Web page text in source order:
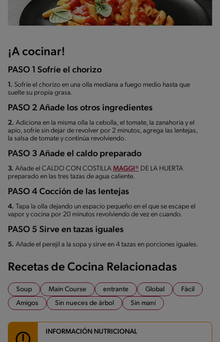
¡A cocinar!
PASO 1 Sofríe el chorizo
1. Sofríe el chorizo en una olla mediana a fuego medio hasta que
suelte su propia grasa.
PASO 2 Añade los otros ingredientes
2. Adiciona en la misma olla la cebolla, el tomate, la zanahoria y el
apio, sofríe sin dejar de revolver por 2 minutos, agrega las lentejas,
la salsa de tomate y continúa revolviendo.
PASO 3 Añade el caldo preparado
3. Añade el CALDO CON COSTILLA MAGGI® DE LA HUERTA
preparado en las tres tazas de agua caliente.
PASO 4 Cocción de las lentejas
4. Tapa la olla dejando un espacio pequeño en el que se escape el
vapor y cocina por 20 minutos revolviendo de vez en cuando.
PASO 5 Sirve en tazas iguales
5. Añade el perejil a la sopa y sirve en 4 tazas en porciones iguales.
Recetas de Cocina Relacionadas
Soup Main Course entrante Global
Fácil
Amigos
Sin nueces de árbol Sin maní
INFORMACIÓN NUTRICIONAL